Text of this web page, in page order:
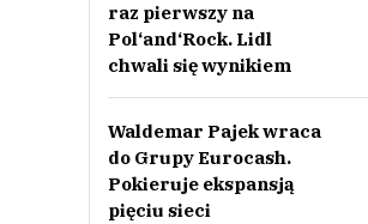
raz pierwszy na
Pol‘and‘Rock. Lidl
chwali się wynikiem
Waldemar Pajek wraca
do Grupy Eurocash.
Pokieruje ekspansją
pięciu sieci